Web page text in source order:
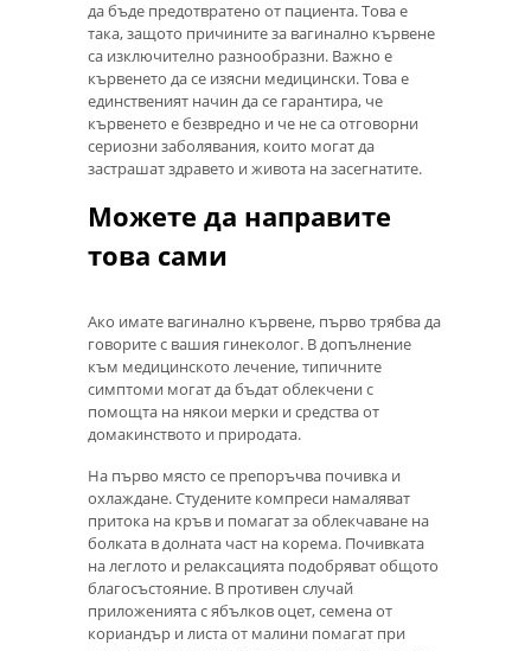
да бъде предотвратено от пациента. Това е
така, защото причините за вагинално кървене
са изключително разнообразни. Важно е
кървенето да се изясни медицински. Това е
единственият начин да се гарантира, че
кървенето е безвредно и че не са отговорни
сериозни заболявания, които могат да
застрашат здравето и живота на засегнатите.
Можете да направите
това сами
Ако имате вагинално кървене, първо трябва да
говорите с вашия гинеколог. В допълнение
към медицинското лечение, типичните
симптоми могат да бъдат облекчени с
помощта на някои мерки и средства от
домакинството и природата.
На първо място се препоръчва почивка и
охлаждане. Студените компреси намаляват
притока на кръв и помагат за облекчаване на
болката в долната част на корема. Почивката
на леглото и релаксацията подобряват общото
благосъстояние. В противен случай
приложенията с ябълков оцет, семена от
кориандър и листа от малини помагат при